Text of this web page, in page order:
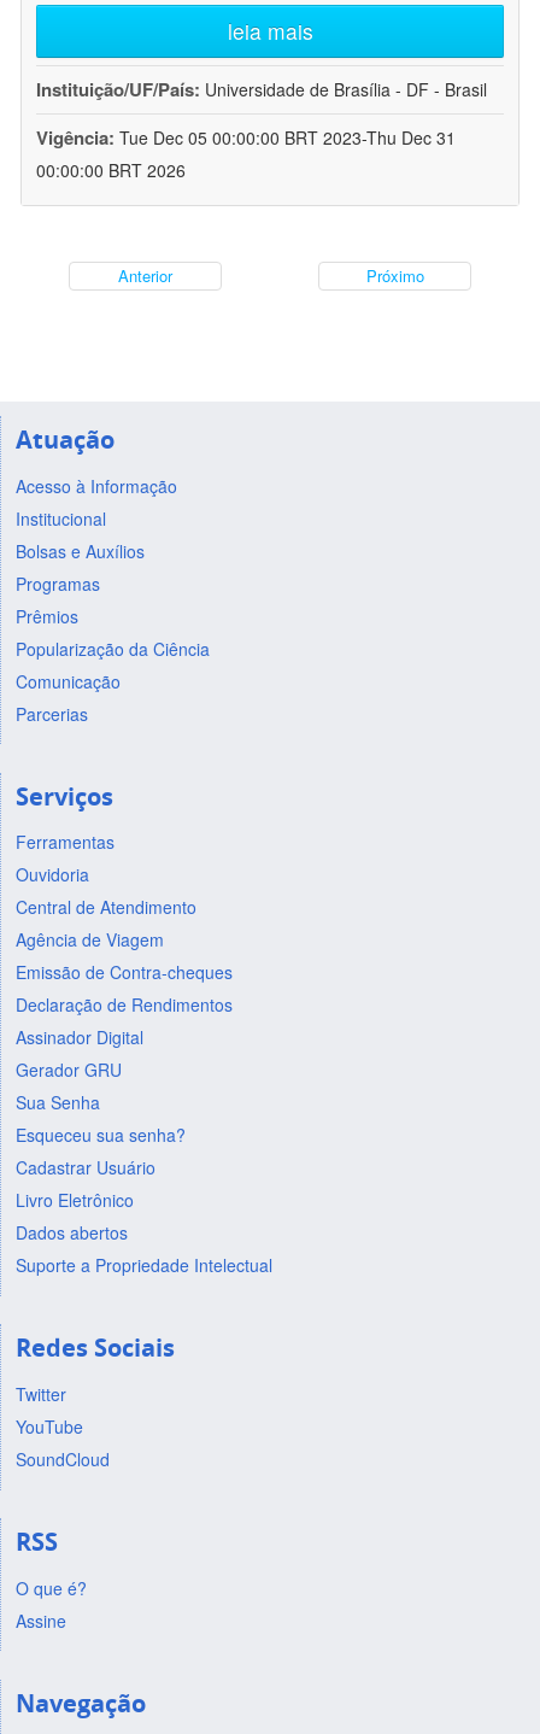
leia mais
Instituição/UF/País: Universidade de Brasília - DF - Brasil
Vigência: Tue Dec 05 00:00:00 BRT 2023-Thu Dec 31
00:00:00 BRT 2026
Anterior Próximo
Atuação
Acesso à Informação
Institucional
Bolsas e Auxílios
Programas
Prêmios
Popularização da Ciência
Comunicação
Parcerias
Serviços
Ferramentas
Ouvidoria
Central de Atendimento
Agência de Viagem
Emissão de Contra-cheques
Declaração de Rendimentos
Assinador Digital
Gerador GRU
Sua Senha
Esqueceu sua senha?
Cadastrar Usuário
Livro Eletrônico
Dados abertos
Suporte a Propriedade Intelectual
Redes Sociais
Twitter
YouTube
SoundCloud
RSS
O que é?
Assine
Navegação